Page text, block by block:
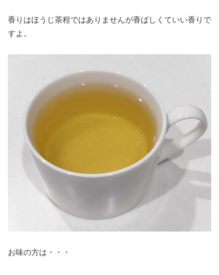
香りはほうじ茶程ではありませんが香ばしくていい香りで
すよ。
お味の方は・・・